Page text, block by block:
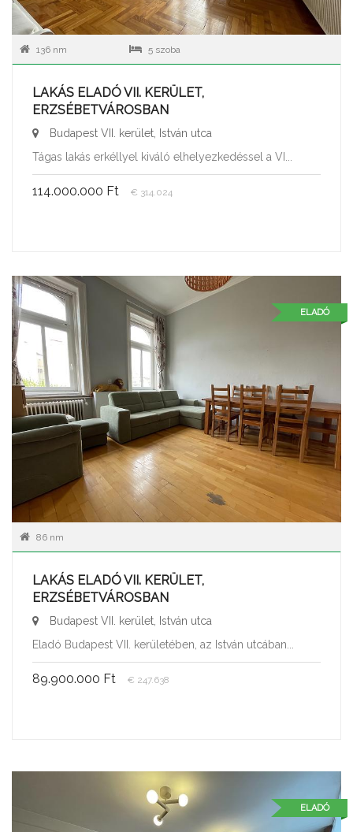
136 nm 5 szoba
LAKÁS ELADÓ VII. KERÜLET,
ERZSÉBETVÁROSBAN
Budapest VII. kerület, István utca
Tágas lakás erkéllyel kiváló elhelyezkedéssel a VI...
114.000.000 Ft € 314.024
ELADÓ
86 nm
LAKÁS ELADÓ VII. KERÜLET,
ERZSÉBETVÁROSBAN
Budapest VII. kerület, István utca
Eladó Budapest VII. kerületében, az István utcában...
89.900.000 Ft € 247.638
ELADÓ